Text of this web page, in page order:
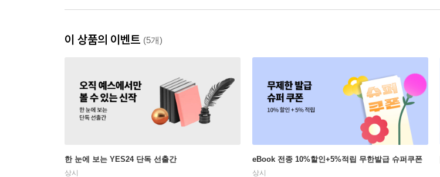
이 상품의 이벤트 (5개)
한 눈에 보는 YES24 단독 선출간
상시
eBook 전종 10%할인+5%적립 무한발급 슈퍼쿠폰
상시